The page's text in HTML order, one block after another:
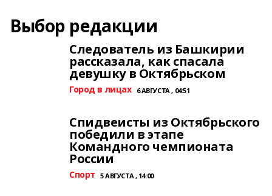
Выбор редакции
Следователь из Башкирии
рассказала, как спасала
девушку в Октябрьском
Город в лицах 6 АВГУСТА , 04:51
Спидвеисты из Октябрьского
победили в этапе
Командного чемпионата
России
Спорт 5 АВГУСТА , 14:00